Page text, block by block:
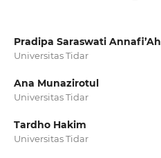
Pradipa Saraswati Annafi’Ah
Universitas Tidar
Ana Munazirotul
Universitas Tidar
Tardho Hakim
Universitas Tidar